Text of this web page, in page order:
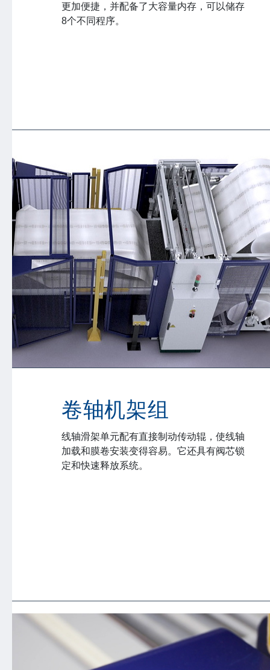
更加便捷，并配备了大容量内存，可以储存
8个不同程序。
卷轴机架组
线轴滑架单元配有直接制动传动辊，使线轴
加载和膜卷安装变得容易。它还具有阀芯锁
定和快速释放系统。